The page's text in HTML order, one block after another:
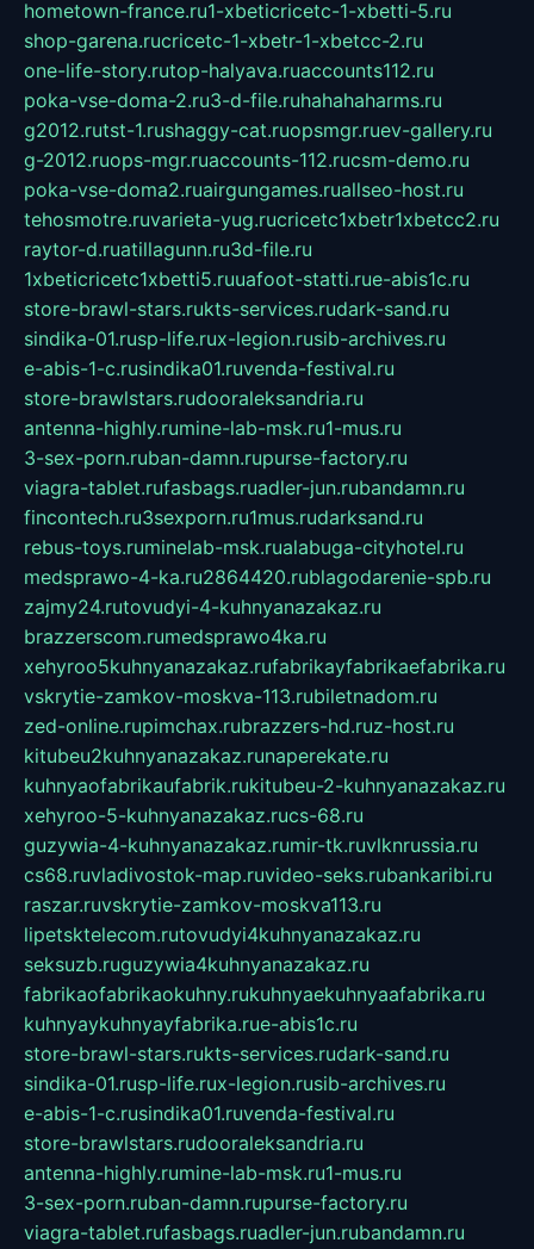
hometown-france.ru1-xbeticricetc-1-xbetti-5.ru
shop-garena.rucricetc-1-xbetr-1-xbetcc-2.ru
one-life-story.rutop-halyava.ruaccounts112.ru
poka-vse-doma-2.ru3-d-file.ruhahahaharms.ru
g2012.rutst-1.rushaggy-cat.ruopsmgr.ruev-gallery.ru
g-2012.ruops-mgr.ruaccounts-112.rucsm-demo.ru
poka-vse-doma2.ruairgungames.ruallseo-host.ru
tehosmotre.ruvarieta-yug.rucricetc1xbetr1xbetcc2.ru
raytor-d.ruatillagunn.ru3d-file.ru
1xbeticricetc1xbetti5.ruuafoot-statti.rue-abis1c.ru
store-brawl-stars.rukts-services.rudark-sand.ru
sindika-01.rusp-life.rux-legion.rusib-archives.ru
e-abis-1-c.rusindika01.ruvenda-festival.ru
store-brawlstars.rudooraleksandria.ru
antenna-highly.rumine-lab-msk.ru1-mus.ru
3-sex-porn.ruban-damn.rupurse-factory.ru
viagra-tablet.rufasbags.ruadler-jun.rubandamn.ru
fincontech.ru3sexporn.ru1mus.rudarksand.ru
rebus-toys.ruminelab-msk.rualabuga-cityhotel.ru
medsprawo-4-ka.ru2864420.rublagodarenie-spb.ru
zajmy24.rutovudyi-4-kuhnyanazakaz.ru
brazzerscom.rumedsprawo4ka.ru
xehyroo5kuhnyanazakaz.rufabrikayfabrikaefabrika.ru
vskrytie-zamkov-moskva-113.rubiletnadom.ru
zed-online.rupimchax.rubrazzers-hd.ruz-host.ru
kitubeu2kuhnyanazakaz.runaperekate.ru
kuhnyaofabrikaufabrik.rukitubeu-2-kuhnyanazakaz.ru
xehyroo-5-kuhnyanazakaz.rucs-68.ru
guzywia-4-kuhnyanazakaz.rumir-tk.ruvlknrussia.ru
cs68.ruvladivostok-map.ruvideo-seks.rubankaribi.ru
raszar.ruvskrytie-zamkov-moskva113.ru
lipetsktelecom.rutovudyi4kuhnyanazakaz.ru
seksuzb.ruguzywia4kuhnyanazakaz.ru
fabrikaofabrikaokuhny.rukuhnyaekuhnyaafabrika.ru
kuhnyaykuhnyayfabrika.rue-abis1c.ru
store-brawl-stars.rukts-services.rudark-sand.ru
sindika-01.rusp-life.rux-legion.rusib-archives.ru
e-abis-1-c.rusindika01.ruvenda-festival.ru
store-brawlstars.rudooraleksandria.ru
antenna-highly.rumine-lab-msk.ru1-mus.ru
3-sex-porn.ruban-damn.rupurse-factory.ru
viagra-tablet.rufasbags.ruadler-jun.rubandamn.ru